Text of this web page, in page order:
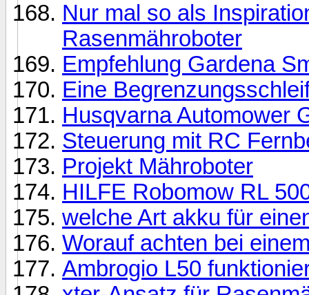
Nur mal so als
Rasenmähroboter
Empfehlung Gardena
Eine
Husqvarna Automower
Steuerung mit RC
Projekt Mähroboter
HILFE Robomow RL
welche Art akku für
Worauf achten bei
Ambrogio L50